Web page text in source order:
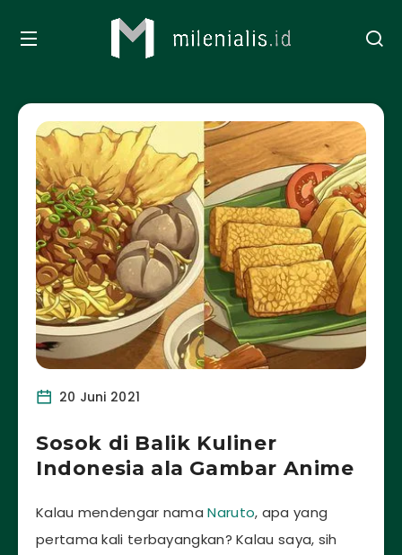
20 Juni 2021
Sosok di Balik Kuliner
Indonesia ala Gambar Anime
Kalau mendengar namaNaruto, apa yang
pertama kali terbayangkan? Kalau saya, sih